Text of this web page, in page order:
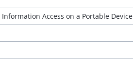
Access on a Portable Device